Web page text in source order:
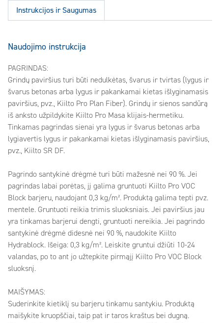
Instrukcijos ir Saugumas
Naudojimo instrukcija
PAGRINDAS:
Grindų paviršius turi būti nedulkėtas, švarus ir tvirtas (lygus ir
švarus betonas arba lygus ir pakankamai kietas išlyginamasis
paviršius, pvz., Kiilto Pro Plan Fiber). Grindų ir sienos sandūrą
iš anksto užpildykite Kiilto Pro Masa klijais-hermetiku.
Tinkamas pagrindas sienai yra lygus ir švarus betonas arba
lygiavertis lygus ir pakankamai kietas išlyginamasis paviršius,
pvz., Kiilto SR DF.
Pagrindo santykinė drėgmė turi būti mažesnė nei 90 %. Jei
pagrindas labai porėtas, jį galima gruntuoti Kiilto Pro VOC
Block barjeru, naudojant 0,3 kg/m². Produktą galima tepti pvz.
mentele. Gruntuoti reikia trimis sluoksniais. Jei paviršius jau
yra tinkamas barjerui dengti, gruntuoti nereikia. Jei pagrindo
santykinė drėgmė didesnė nei 90 %, naudokite Kiilto
Hydrablock. Išeiga: 0,3 kg/m². Leiskite gruntui džiūti 10-24
valandas, po to ant jo užtepkite pirmąjį Kiilto Pro VOC Block
sluoksnį.
MAIŠYMAS:
Suderinkite kietiklį su barjeru tinkamu santykiu. Produktą
maišykite kruopščiai, taip pat ir taros kraštus bei dugną.